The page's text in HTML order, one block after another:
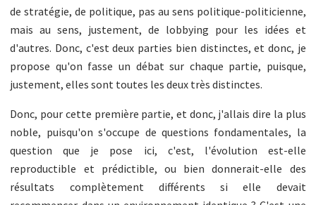
de stratégie, de politique, pas au sens politique-politicienne,
mais au sens, justement, de lobbying pour les idées et
d'autres. Donc, c'est deux parties bien distinctes, et donc, je
propose qu'on fasse un débat sur chaque partie, puisque,
justement, elles sont toutes les deux très distinctes.
Donc, pour cette première partie, et donc, j'allais dire la plus
noble, puisqu'on s'occupe de questions fondamentales, la
question que je pose ici, c'est, l'évolution est-elle
reproductible et prédictible, ou bien donnerait-elle des
résultats complètement différents si elle devait